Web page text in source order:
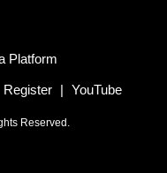
Platform
Register | YouTube
Reserved.